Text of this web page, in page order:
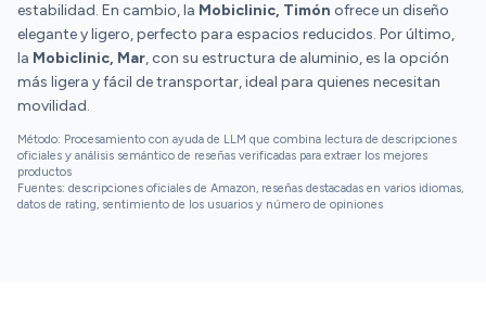
estabilidad. En cambio, la Mobiclinic, Timón ofrece un diseño
elegante y ligero, perfecto para espacios reducidos. Por último,
la Mobiclinic, Mar, con su estructura de aluminio, es la opción
más ligera y fácil de transportar, ideal para quienes necesitan
movilidad.
Método: Procesamiento con ayuda de LLM que combina lectura de descripciones
oficiales y análisis semántico de reseñas verificadas para extraer los mejores
productos
Fuentes: descripciones oficiales de Amazon, reseñas destacadas en varios idiomas,
datos de rating, sentimiento de los usuarios y número de opiniones